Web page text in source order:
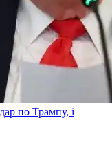
по Трампу, і